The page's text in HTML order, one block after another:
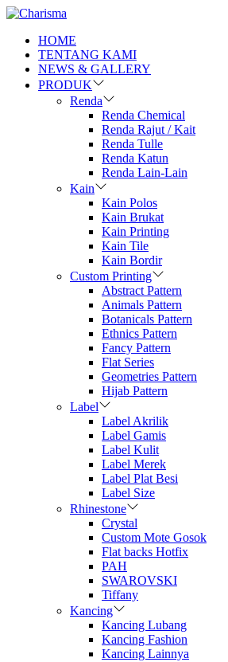
HOME
TENTANG KAMI
NEWS & GALLERY
PRODUK
Renda
Renda Chemical
Renda Rajut / Kait
Renda Tulle
Renda Katun
Renda Lain-Lain
Kain
Kain Polos
Kain Brukat
Kain Printing
Kain Tile
Kain Bordir
Custom Printing
Abstract Pattern
Animals Pattern
Botanicals Pattern
Ethnics Pattern
Fancy Pattern
Flat Series
Geometries Pattern
Hijab Pattern
Label
Label Akrilik
Label Gamis
Label Kulit
Label Merek
Label Plat Besi
Label Size
Rhinestone
Crystal
Custom Mote Gosok
Flat backs Hotfix
PAH
SWAROVSKI
Tiffany
Kancing
Kancing Lubang
Kancing Fashion
Kancing Lainnya